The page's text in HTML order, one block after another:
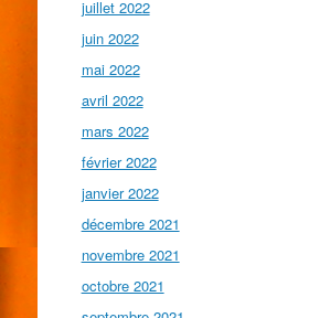
juillet 2022
juin 2022
mai 2022
avril 2022
mars 2022
février 2022
janvier 2022
décembre 2021
novembre 2021
octobre 2021